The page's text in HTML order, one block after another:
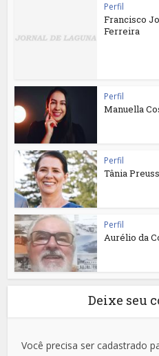
Perfil
Francisco
Ferreira
Perfil
Manuella
Perfil
Tânia Preuss
Perfil
Aurélio da
Deixe seu
Você precisa ser cadastrado